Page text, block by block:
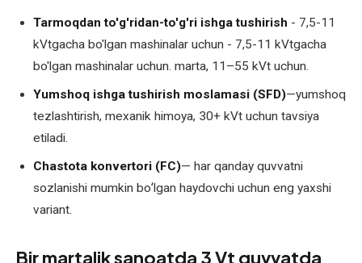
o'rash
Komplekt
qismlar
Kran
elektromotorlarini
ta'mirlash
Tarmoqdan to'g'ridan-to'g'ri ishga tushirish - 7,5-11
kVtgacha bo'lgan mashinalar uchun - 7,5-11 kVtgacha
bo'lgan mashinalar uchun. marta, 11–55 kVt uchun.
Yumshoq ishga tushirish moslamasi (SFD)—yumshoq
tezlashtirish, mexanik himoya, 30+ kVt uchun tavsiya
etiladi.
Chastota konvertori (FC)— har qanday quvvatni
sozlanishi mumkin boʻlgan haydovchi uchun eng yaxshi
variant.
Bir martalik sanoatda 3 Vt quvvatda